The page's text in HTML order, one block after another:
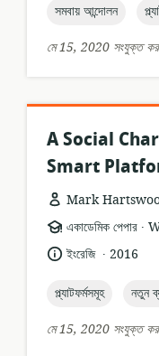
topic:
সমবায় আন্দোলন
মে 15, 2020 সংযুক্ত
A Social
Smart
Mark
তথ্যসম্পদের
ফর্ম্যাট:
একাডেমিক পেপার .
ভাষা:ইংরেজি .
প্রকাশনার
2016
topic:
প্ল্যাটফর্মসমূহ নতুন
মে 15, 2020 সংযুক্ত